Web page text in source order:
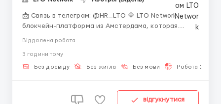
📩 Связь в телеграм: @HR_LTO 🔷 LTO Network —
блокчейн-платформа из Амстердама, которая
создаёт решения для бизнеса и государственных
документооборот и развивает технологии
децентрализованной идентификации. 📚 Мы
Віддалена робота
3 години тому
Без досвіду Без житла Без мови Робота 2-3
відгукнутися